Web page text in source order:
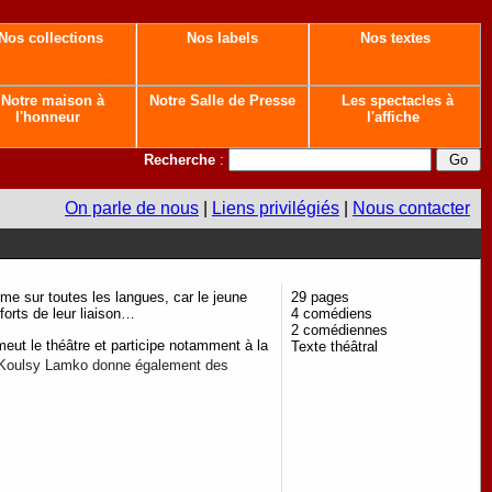
Nos collections Nos labels Nos textes
Notre maison à
l'honneur
Notre Salle de Presse
Les spectacles à
l'affiche
Recherche :
On parle de nous Liens privilégiés Nous contacter
sur toutes les langues, car le jeune
de leur liaison…
le théâtre et participe notamment à la
Lamko donne également des
29 pages
4 comédiens
2 comédiennes
Texte théâtral